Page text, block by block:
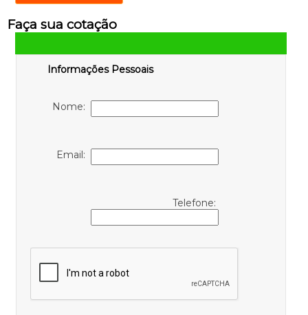
Faça sua cotação
Informações Pessoais
Nome:
Email:
Telefone: